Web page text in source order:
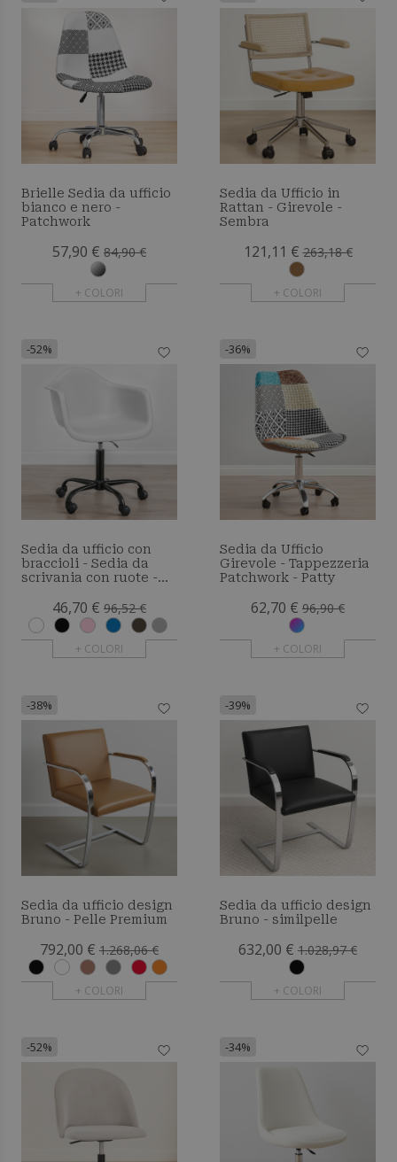
Brielle Sedia da ufficio
bianco e nero -
Patchwork
57,90 € 84,90 €
+ COLORI
Sedia da Ufficio in
Rattan - Girevole -
Sembra
121,11 € 263,18 €
+ COLORI
-52%
Sedia da ufficio con
braccioli - Sedia da
scrivania con ruote -
46,70 € 96,52 €
+ COLORI
-36%
Sedia da Ufficio
Girevole - Tappezzeria
Patchwork - Patty
62,70 € 96,90 €
+ COLORI
-38%
Sedia da ufficio design
Bruno - Pelle Premium
792,00 € 1.268,06 €
+ COLORI
-39%
Sedia da ufficio design
Bruno - similpelle
632,00 € 1.028,97 €
+ COLORI
-52% -34%